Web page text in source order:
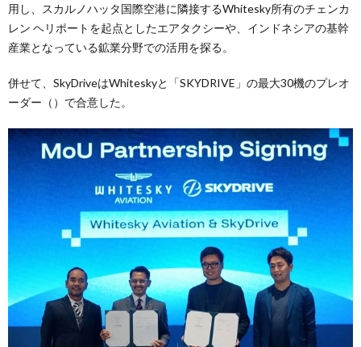
用し、スカルノハッタ国際空港に隣接するWhitesky所有のチェンカ
レン ヘリポートを起点としたエアタクシーや、インドネシアの基幹
産業となっている鉱業分野での活用を探る。
併せて、SkyDriveはWhiteskyと「SKYDRIVE」の最大30機のプレオ
ーダー（）で合意した。